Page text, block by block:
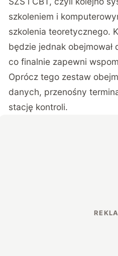
szkoleniem i
szkolenia teoretycznego.
będzie jednak obejmował
co finalnie zapewni
Oprócz tego zestaw
danych, przenośny
stację kontroli.